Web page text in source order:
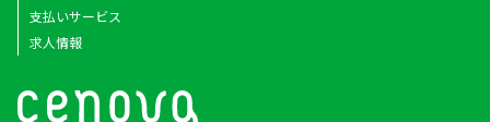
支払いサービス
求人情報